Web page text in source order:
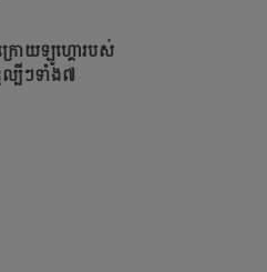
រោយឡូហ្គោរបស់
ល្បីៗទាំង៧